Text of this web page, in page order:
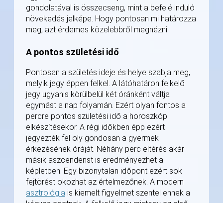
gondolatával is összecseng, mint a befelé induló
növekedés jelképe. Hogy pontosan mi határozza
meg, azt érdemes közelebbről megnézni.
A pontos születési idő
Pontosan a születés ideje és helye szabja meg,
melyik jegy éppen felkel. A látóhatáron felkelő
jegy ugyanis körülbelül két óránként váltja
egymást a nap folyamán. Ezért olyan fontos a
percre pontos születési idő a horoszkóp
elkészítésekor. A régi időkben épp ezért
jegyezték fel oly gondosan a gyermek
érkezésének óráját. Néhány perc eltérés akár
másik aszcendenst is eredményezhet a
képletben. Egy bizonytalan időpont ezért sok
fejtörést okozhat az értelmezőnek. A modern
asztrológia is kiemelt figyelmet szentel ennek a